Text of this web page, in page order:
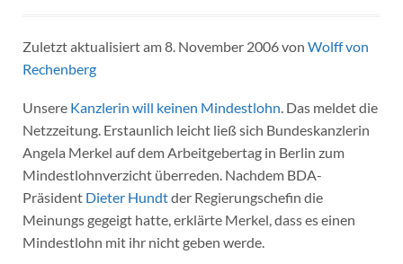
Zuletzt aktualisiert am 8. November 2006 von Wolff von
Rechenberg
Unsere Kanzlerin will keinen Mindestlohn. Das meldet die
Netzzeitung. Erstaunlich leicht ließ sich Bundeskanzlerin
Angela Merkel auf dem Arbeitgebertag in Berlin zum
Mindestlohnverzicht überreden. Nachdem BDA-
Präsident Dieter Hundtder Regierungschefin die
Meinungs gegeigt hatte, erklärte Merkel, dass es einen
Mindestlohn mit ihr nicht geben werde.